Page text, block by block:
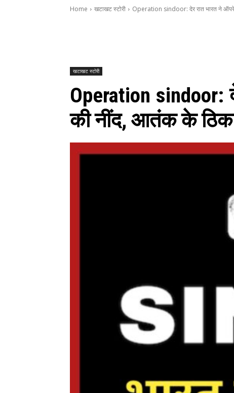
Home खटाखट स्टोरी Operation sindoor: देर रात भारत ने
खटाखट स्टोरी
Operation sindoor:
की नींद, आतंक के